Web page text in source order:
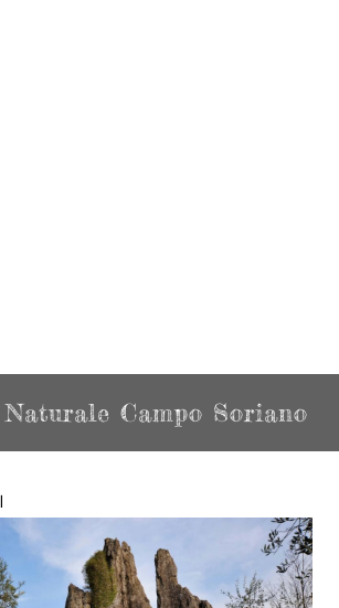
Campo Soriano